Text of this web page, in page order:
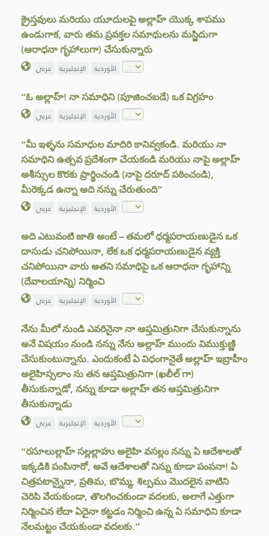
క్రైస్తవులు మరియు యూదులపై అల్లాహ్ యొక్క శాపము
ఉండుగాక, వారు తమ ప్రవక్తల సమాధులను మస్జిదుగా
(ఆరాధనా గృహాలుగా) చేసుకున్నారు
عربي الإنجليزية الأوردية
“ఓ అల్లాహ్! నా సమాధిని (పూజించబడే) ఒక విగ్రహం
عربي الإنجليزية الأوردية
“మీ ఇళ్ళను సమాధుల మాదిరి కానివ్వకండి. మరియు నా
సమాధిని ఉత్సవ ప్రదేశంగా చేయకండి మరియు నాపై అల్లాహ్
అశీస్సుల కొరకు ప్రార్థించండి (నాపై దరూద్ పఠించండి),
మీరెక్కడ ఉన్నా అది నన్ను చేరుతుంది”
عربي الإنجليزية الأوردية
అది ఎటువంటి జాతి అంటే – తమలో ధర్మపరాయణుడైన ఒక
దాసుడు చనిపోయినా, లేక ఒక ధర్మపరాయణుడైన వ్యక్తి
చనిపోయినా వారు అతని సమాధిపై ఒక ఆరాధనా గృహాన్ని
(దేవాలయాన్ని) నిర్మించి
عربي الإنجليزية الأوردية
నేను మీలో నుండి ఎవరినైనా నా ఆప్తమిత్రునిగా చేసుకున్నాను
అనే విషయం నుండి నన్ను నేను అల్లాహ్ ముందు విముక్తుణ్ణి
చేసుకుంటున్నాను. ఎందుకంటే ఏ విధంగానైతే అల్లాహ్ ఇబ్రాహీం
అలైహిస్సలాం ను తన ఆప్తమిత్రునిగా (ఖలీల్ గా)
తీసుకున్నాడో, నన్ను కూడా అల్లాహ్ తన ఆప్తమిత్రునిగా
తీసుకున్నాడు
عربي الإنجليزية الأوردية
“రసూలుల్లాహ్ సల్లల్లాహు అలైహి వసల్లం నన్ను ఏ ఆదేశాలతో
ఇక్కడికి పంపినారో, అవే ఆదేశాలతో నిన్ను కూడా పంపనా! ఏ
చిత్రపటాన్నైనా, ప్రతిమ, బొమ్మ, శిల్పము మొదలైన వాటిని
చెరిపి వేయకుండా, తొలగించకుండా వదలకు, అలాగే ఎత్తుగా
నిర్మించిన లేదా ఏదైనా కట్టడం నిర్మించి ఉన్న ఏ సమాధిని కూడా
నేలమట్టం చేయకుండా వదలకు.”